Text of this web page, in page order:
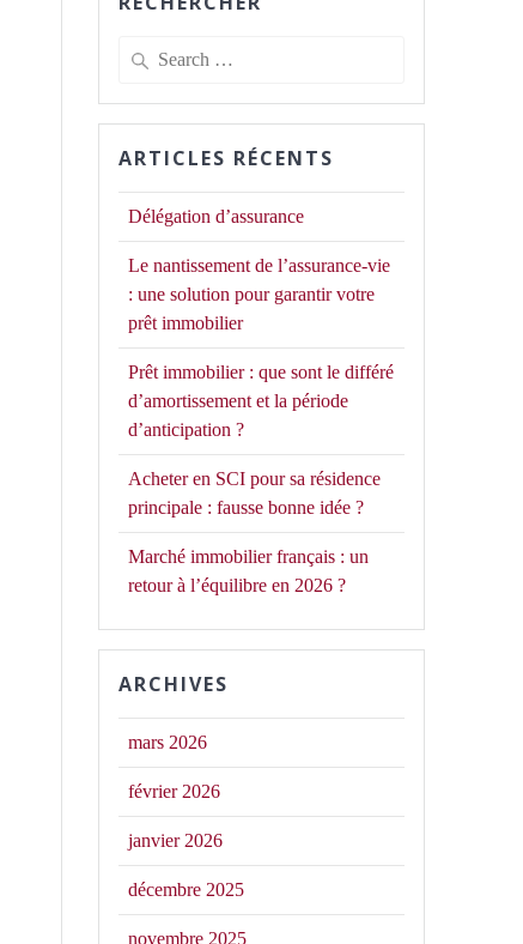
Search
ARTICLES RÉCENTS
Délégation d’assurance
Le nantissement de l’assurance-vie
: une solution pour garantir votre
prêt immobilier
Prêt immobilier : que sont le différé
d’amortissement et la période
d’anticipation ?
Acheter en SCI pour sa résidence
principale : fausse bonne idée ?
Marché immobilier français : un
retour à l’équilibre en 2026 ?
ARCHIVES
mars 2026
février 2026
janvier 2026
décembre 2025
novembre 2025